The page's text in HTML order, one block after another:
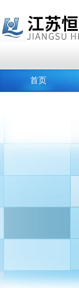
首页